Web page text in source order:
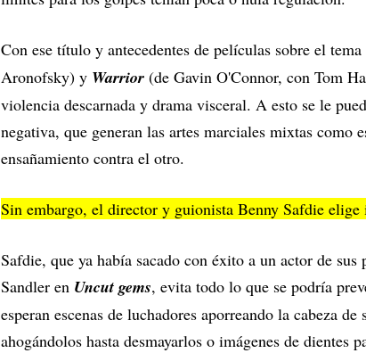
Con ese título y antecedentes de películas sobre el
Aronofsky) y Warrior (de Gavin O'Connor, con Tom
violencia descarnada y drama visceral. A esto se le
negativa, que generan las artes marciales mixtas como
ensañamiento contra el otro.
Sin embargo, el director y guionista Benny Safdie
Safdie, que ya había sacado con éxito a un actor de sus
Sandler en Uncut gems, evita todo lo que se podría
esperan escenas de luchadores aporreando la cabeza
ahogándolos hasta desmayarlos o imágenes de dientes